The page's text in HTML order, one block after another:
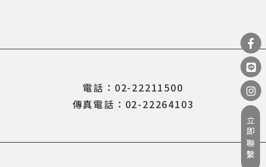
立即聯繫
電話：02-22211500
傳真電話：02-22264103